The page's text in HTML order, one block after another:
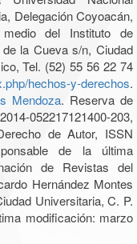
Delegación Coyoacán,
del Instituto de
la Cueva s/n, Ciudad
Tel. (52) 55 56 22 74
hechos-y-derechos.
Mendoza. Reserva de
052217121400-203,
de Autor, ISSN
de la última
de Revistas del
Hernández Montes
Universitaria, C. P.
modificación: marzo